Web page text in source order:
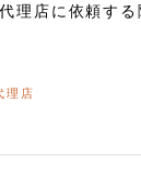
理店に依頼する
理店